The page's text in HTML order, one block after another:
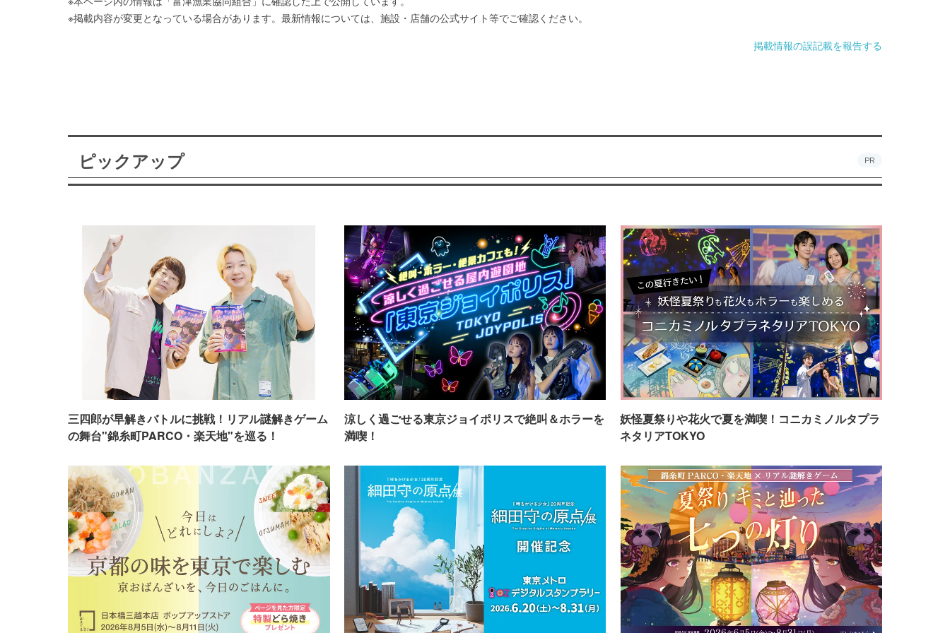
※掲載内容が変更となっている場合があります。最新情報については、施設・店舗の公式サイト等でご確認ください。
掲載情報の誤記載を報告する
ピックアップ PR
三四郎が早解きバトルに挑戦！リアル謎解きゲーム
の舞台"錦糸町PARCO・楽天地"を巡る！
涼しく過ごせる東京ジョイポリスで絶叫＆ホラーを
満喫！
妖怪夏祭りや花火で夏を満喫！コニカミノルタプラ
ネタリアTOKYO